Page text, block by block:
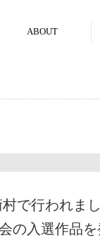
ABOUT
で行われま
の入選作品